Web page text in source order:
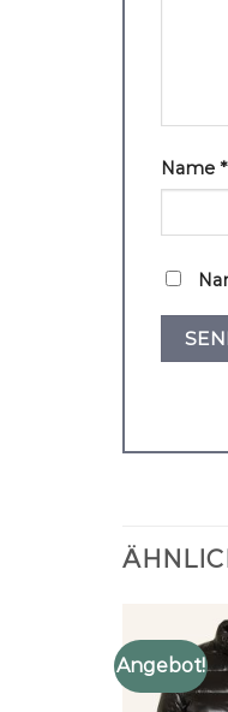
Name *
Angebot!